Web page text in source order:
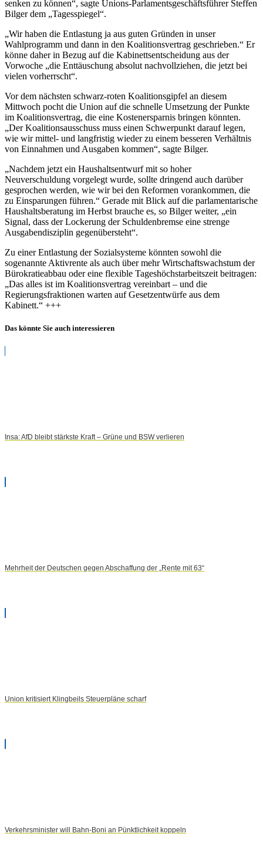
senken zu können“, sagte Unions-Parlamentsgeschäftsführer Steffen
Bilger dem „Tagesspiegel“.
„Wir haben die Entlastung ja aus guten Gründen in unser
Wahlprogramm und dann in den Koalitionsvertrag geschrieben.“ Er
könne daher in Bezug auf die Kabinettsentscheidung aus der
Vorwoche „die Enttäuschung absolut nachvollziehen, die jetzt bei
vielen vorherrscht“.
Vor dem nächsten schwarz-roten Koalitionsgipfel an diesem
Mittwoch pocht die Union auf die schnelle Umsetzung der Punkte
im Koalitionsvertrag, die eine Kostenersparnis bringen könnten.
„Der Koalitionsausschuss muss einen Schwerpunkt darauf legen,
wie wir mittel- und langfristig wieder zu einem besseren Verhältnis
von Einnahmen und Ausgaben kommen“, sagte Bilger.
„Nachdem jetzt ein Haushaltsentwurf mit so hoher
Neuverschuldung vorgelegt wurde, sollte dringend auch darüber
gesprochen werden, wie wir bei den Reformen vorankommen, die
zu Einsparungen führen.“ Gerade mit Blick auf die parlamentarische
Haushaltsberatung im Herbst brauche es, so Bilger weiter, „ein
Signal, dass der Lockerung der Schuldenbremse eine strenge
Ausgabendisziplin gegenübersteht“.
Zu einer Entlastung der Sozialsysteme könnten sowohl die
sogenannte Aktivrente als auch über mehr Wirtschaftswachstum der
Bürokratieabbau oder eine flexible Tageshöchstarbeitszeit beitragen:
„Das alles ist im Koalitionsvertrag vereinbart – und die
Regierungsfraktionen warten auf Gesetzentwürfe aus dem
Kabinett.“ +++
Das könnte Sie auch interessieren
Insa: AfD bleibt stärkste Kraft – Grüne und BSW verlieren
Mehrheit der Deutschen gegen Abschaffung der „Rente mit 63“
Union kritisiert Klingbeils Steuerpläne scharf
Verkehrsminister will Bahn-Boni an Pünktlichkeit koppeln